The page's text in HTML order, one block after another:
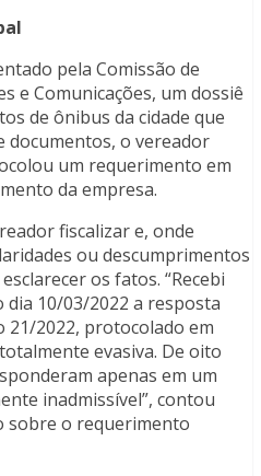
pela Comissão de
e Comunicações, um dossiê
de ônibus da cidade que
o vereador
um requerimento em
da empresa.
fiscalizar e, onde
ou descumprimentos
os fatos. “Recebi
dia 10/03/2022 a resposta
2022, protocolado em
evasiva. De oito
apenas em um
inadmissível”, contou
sobre o requerimento